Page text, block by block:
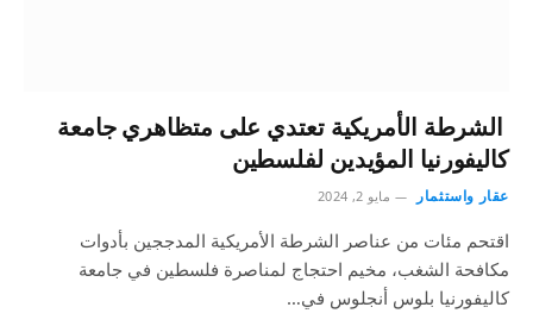
الشرطة الأمريكية تعتدي على متظاهري جامعة
كاليفورنيا المؤيدين لفلسطين
عقار واستثمار مايو 2, 2024
اقتحم مئات من عناصر الشرطة الأمريكية المدججين بأدوات
مكافحة الشغب، مخيم احتجاج لمناصرة فلسطين في جامعة
كاليفورنيا بلوس أنجلوس في…